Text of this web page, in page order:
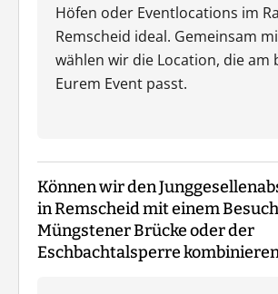
Höfen oder Eventlocations im
Remscheid ideal. Gemeinsam
wählen wir die Location, die am
Eurem Event passt.
Können wir den
in Remscheid mit einem
Müngstener Brücke oder der
Eschbachtalsperre